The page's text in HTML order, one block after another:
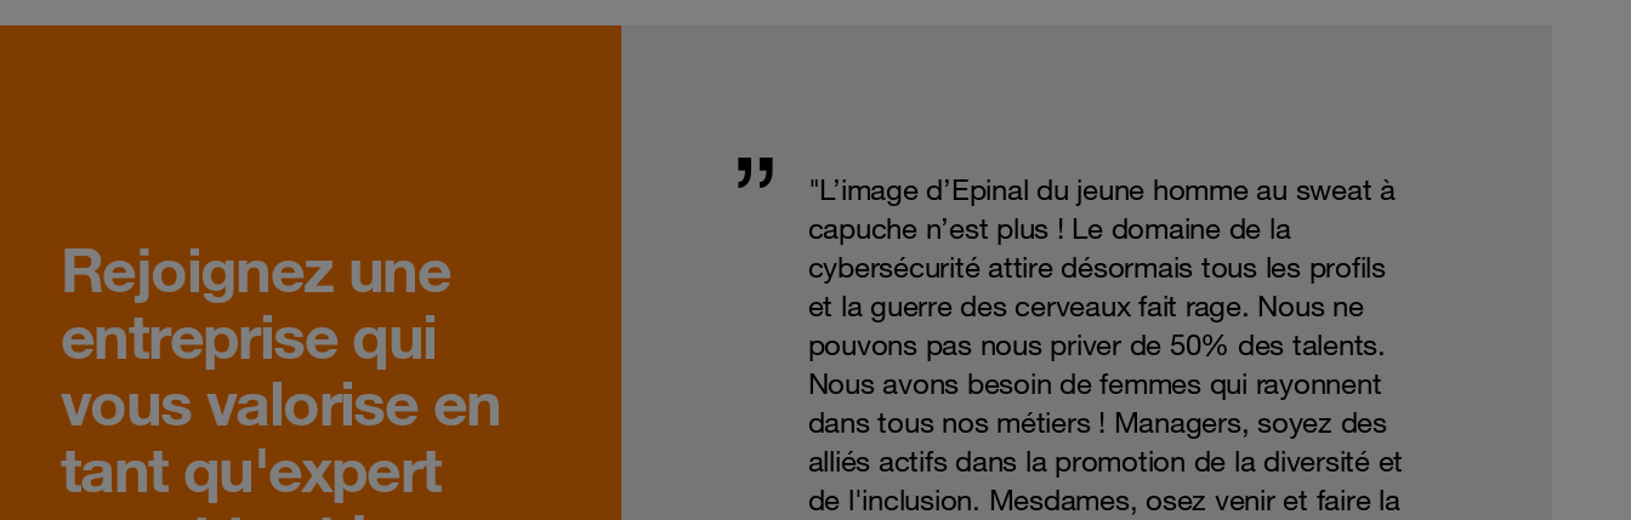
Rejoignez une
entreprise qui
vous valorise en
tant qu'expert
"L’image d’Epinal du jeune homme au sweat à
capuche n’est plus ! Le domaine de la
cybersécurité attire désormais tous les profils
et la guerre des cerveaux fait rage. Nous ne
pouvons pas nous priver de 50% des talents.
Nous avons besoin de femmes qui rayonnent
dans tous nos métiers ! Managers, soyez des
alliés actifs dans la promotion de la diversité et
de l'inclusion. Mesdames, osez venir et faire la